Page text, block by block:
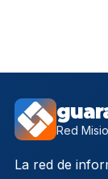
Red
La red de